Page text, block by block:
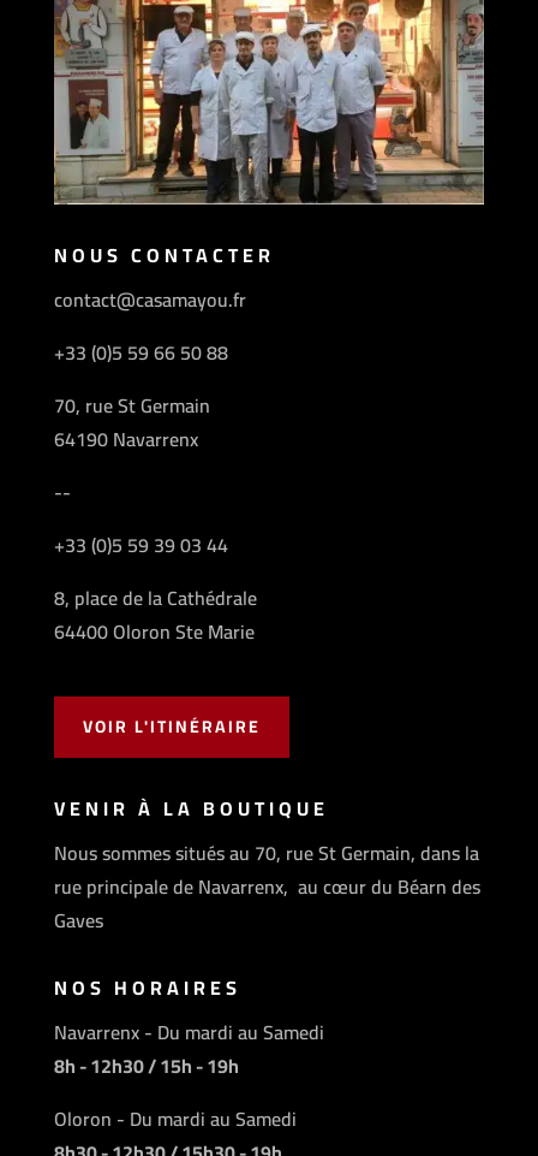
NOUS CONTACTER
contact@casamayou.fr
+33 (0)5 59 66 50 88
70, rue St Germain
64190 Navarrenx
--
+33 (0)5 59 39 03 44
8, place de la Cathédrale
64400 Oloron Ste Marie
VOIR L'ITINÉRAIRE
VENIR À LA BOUTIQUE
Nous sommes situés au 70, rue St Germain, dans la
rue principale de Navarrenx, au cœur du Béarn des
Gaves
NOS HORAIRES
Navarrenx - Du mardi au Samedi
8h - 12h30 / 15h - 19h
Oloron - Du mardi au Samedi